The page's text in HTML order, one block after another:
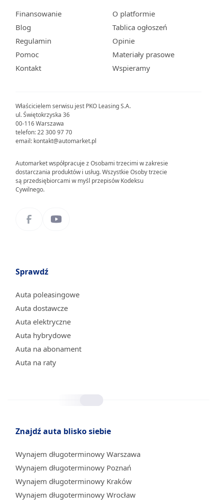
Właścicielem serwisu jest PKO Leasing S.A.
ul. Świętokrzyska 36
00-116 Warszawa
telefon: 22 300 97 70
email: kontakt@automarket.pl
Automarket współpracuje z Osobami trzecimi w zakresie
dostarczania produktów i usług. Wszystkie Osoby trzecie
są przedsiębiorcami w myśl przepisów Kodeksu
Cywilnego.
Finansowanie
Blog
Regulamin
Pomoc
Kontakt
O platformie
Tablica ogłoszeń
Opinie
Materiały prasowe
Wspieramy
Sprawdź
Auta poleasingowe
Auta dostawcze
Auta elektryczne
Auta hybrydowe
Auta na abonament
Auta na raty
Znajdź auta blisko siebie
Wynajem długoterminowy Warszawa
Wynajem długoterminowy Poznań
Wynajem długoterminowy Kraków
Wynajem długoterminowy Wrocław